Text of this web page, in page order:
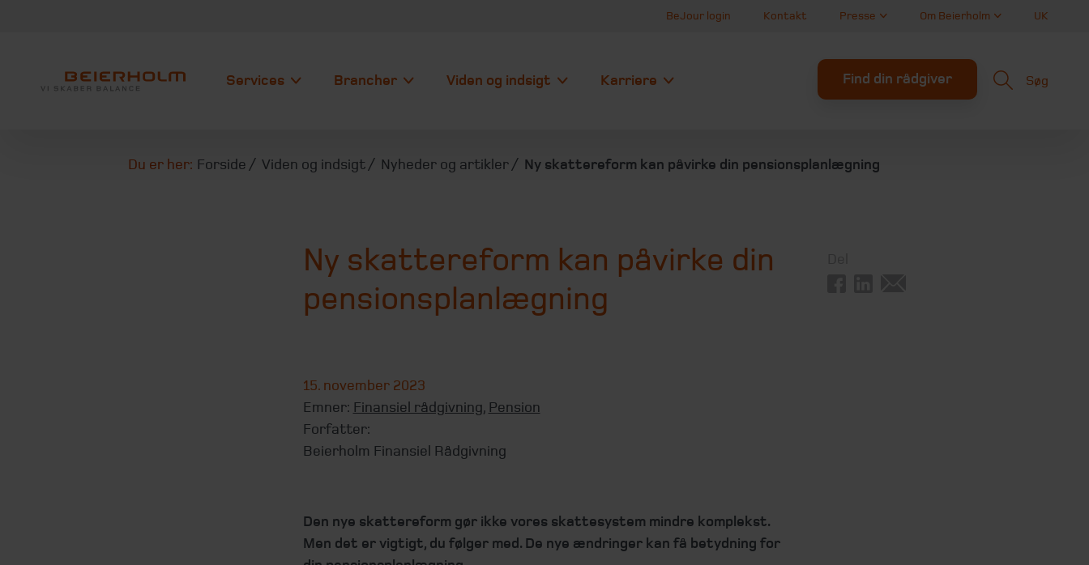
BeJour login Kontakt Presse Om Beierholm UK
Services Brancher Viden og indsigt Karriere Find din rådgiver Søg
Du er her: Forside Viden og indsigt Nyheder og artikler Ny skattereform kan påvirke din pensionsplanlægning
Ny skattereform kan påvirke din
pensionsplanlægning
15. november 2023
Emner: Finansiel rådgivning, Pension
Forfatter:
Beierholm Finansiel Rådgivning
Den nye skattereform gør ikke vores skattesystem mindre komplekst.
Men det er vigtigt, du følger med. De nye ændringer kan få betydning for